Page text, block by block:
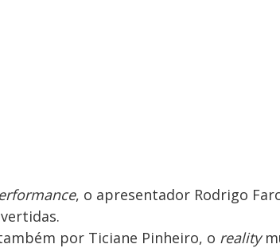
, o apresentador Rodrigo
por Ticiane Pinheiro, o reality